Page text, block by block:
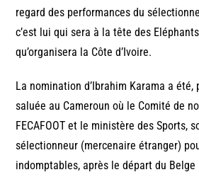
regard des performances du
c’est lui qui sera à la tête des
qu’organisera la Côte d’Ivoire.
La nomination d’Ibrahim Karama a
saluée au Cameroun où le Comité de
FECAFOOT et le ministère des Sports,
sélectionneur (mercenaire étranger)
indomptables, après le départ du Belge